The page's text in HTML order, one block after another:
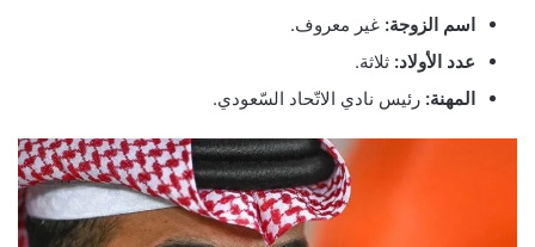
اسم الزوجة: غير معروف.
عدد الأولاد: ثلاثة.
المهنة: رئيس نادي الاتّحاد السّعودي.